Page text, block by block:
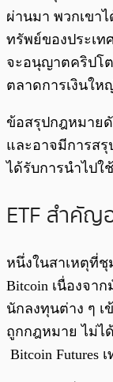
ผ่านมา พวกเขา
ทรัพย์ของประเ
จะอนุญาตคริปโ
ตลาดการเงินให
ข้อสรุปกฎหมายดั
และอาจมีการส
ได้รับการนำไปใ
ETF สำคัญ
หนึ่งในสาเหตุที่
Bitcoin เนื่องจา
นักลงทุนต่าง ๆ เ
ถูกกฎหมาย ไม่ไ
Bitcoin Futures